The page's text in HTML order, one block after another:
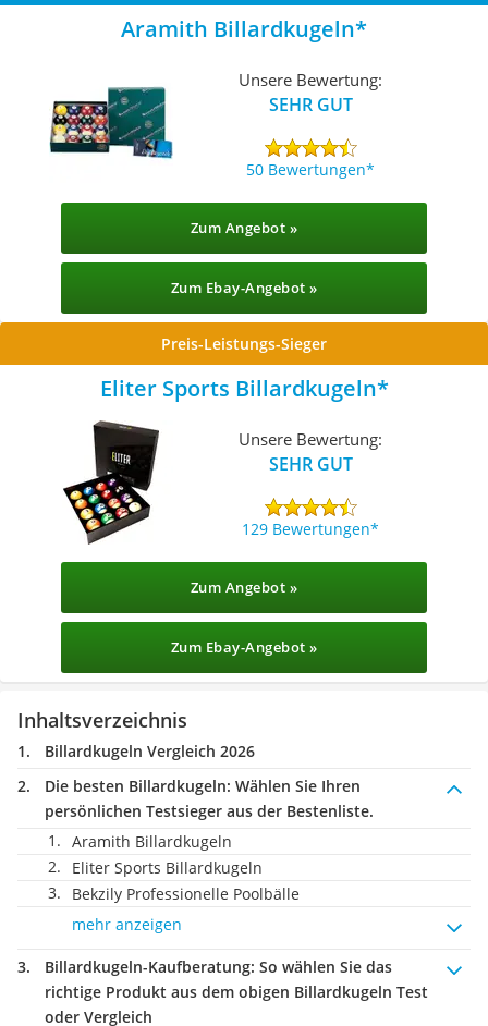
Aramith Billardkugeln
Unsere Bewertung:
SEHR GUT
50 Bewertungen
Zum Angebot »
Zum Ebay-Angebot »
Preis-Leistungs-Sieger
Eliter Sports Billardkugeln
Unsere Bewertung:
SEHR GUT
129 Bewertungen
Zum Angebot »
Zum Ebay-Angebot »
Inhaltsverzeichnis
Billardkugeln Vergleich 2026
Die besten Billardkugeln: Wählen Sie Ihren
persönlichen Testsieger aus der Bestenliste.
Aramith Billardkugeln
Eliter Sports Billardkugeln
Bekzily Professionelle Poolbälle
mehr anzeigen
Billardkugeln-Kaufberatung: So wählen Sie das
richtige Produkt aus dem obigen Billardkugeln Test
oder Vergleich